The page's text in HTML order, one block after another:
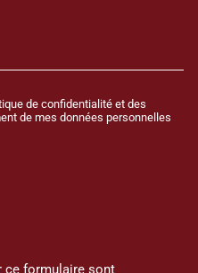
de confidentialité et des
de mes données personnelles
ce formulaire sont